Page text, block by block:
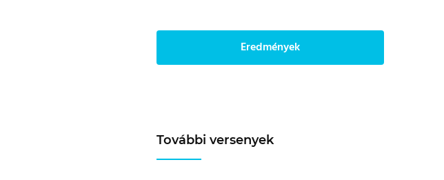
Eredmények
További versenyek